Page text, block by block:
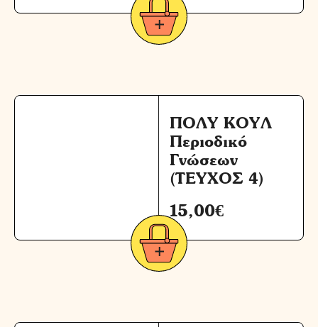
ΠΟΛΥ ΚΟΥΛ
Περιοδικό
Γνώσεων
(ΤΕΥΧΟΣ 4)
15,00€